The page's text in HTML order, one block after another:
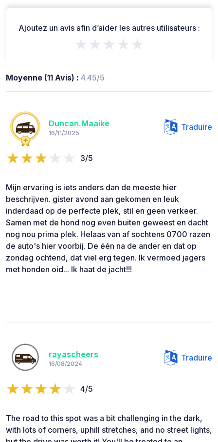
Ajoutez un avis afin d’aider les autres utilisateurs :
★★★★★
Moyenne (11 Avis) : 4.45/5
Duncan.Maaike
16/11/2025
Traduire
3/5
Mijn ervaring is iets anders dan de meeste hier
beschrijven. gister avond aan gekomen en leuk
inderdaad op de perfecte plek, stil en geen verkeer.
Samen met de hond nog even buiten geweest en dacht
nog nou prima plek. Helaas van af sochtens 0700 razen
de auto's hier voorbij. De één na de ander en dat op
zondag ochtend, dat viel erg tegen. Ik vermoed jagers
met honden oid... Ik haat de jacht!!!
rayascheers
16/08/2024
Traduire
4/5
The road to this spot was a bit challenging in the dark,
with lots of corners, uphill stretches, and no street lights,